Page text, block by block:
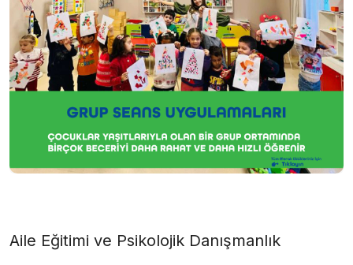
Aile Eğitimi ve Psikolojik Danışmanlık